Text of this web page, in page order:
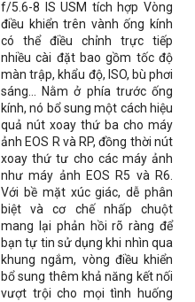
f/5.6-8 IS USM tích hợp Vòng
điều khiển trên vành ống kính
có thể điều chỉnh trực tiếp
nhiều cài đặt bao gồm tốc độ
màn trập, khẩu độ, ISO, bù phơi
sáng... Nằm ở phía trước ống
kính, nó bổ sung một cách hiệu
quả nút xoay thứ ba cho máy
ảnh EOS R và RP, đồng thời nút
xoay thứ tư cho các máy ảnh
như máy ảnh EOS R5 và R6.
Với bề mặt xúc giác, dễ phân
biệt và cơ chế nhấp chuột
mang lại phản hồi rõ ràng để
bạn tự tin sử dụng khi nhìn qua
khung ngắm, vòng điều khiển
bổ sung thêm khả năng kết nối
vượt trội cho mọi tình huống